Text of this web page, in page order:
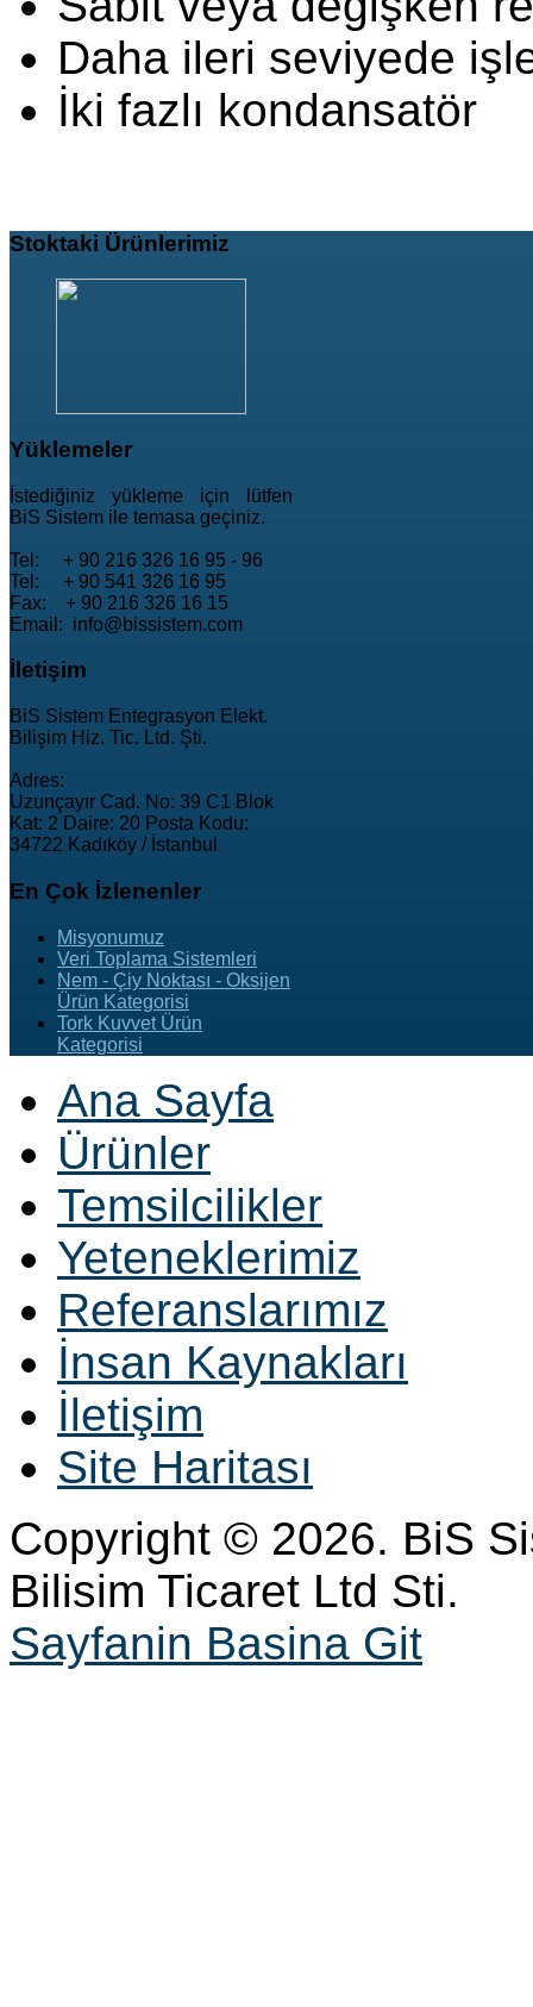
Daha ileri seviyede
İki fazlı kondansatör
Stoktaki Ürünlerimiz
Yüklemeler
İstediğiniz yükleme için lütfen
BiS Sistem ile temasa geçiniz.
Tel: + 90 216 326 16 95 - 96
Tel: + 90 541 326 16 95
Fax: + 90 216 326 16 15
Email: info@bissistem.com
İletişim
BiS Sistem Entegrasyon Elekt.
Bilişim Hiz. Tic. Ltd. Şti.
Adres:
Uzunçayır Cad. No: 39 C1 Blok
Kat: 2 Daire: 20 Posta Kodu:
34722 Kadıköy / İstanbul
En Çok İzlenenler
Misyonumuz
Veri Toplama Sistemleri
Nem - Çiy Noktası - Oksijen
Ürün Kategorisi
Tork Kuvvet Ürün
Kategorisi
Ana Sayfa
Ürünler
Temsilcilikler
Yeteneklerimiz
Referanslarımız
İnsan Kaynakları
İletişim
Site Haritası
Copyright © 2026. BiS
Bilisim Ticaret Ltd Sti.
Sayfanin Basina Git